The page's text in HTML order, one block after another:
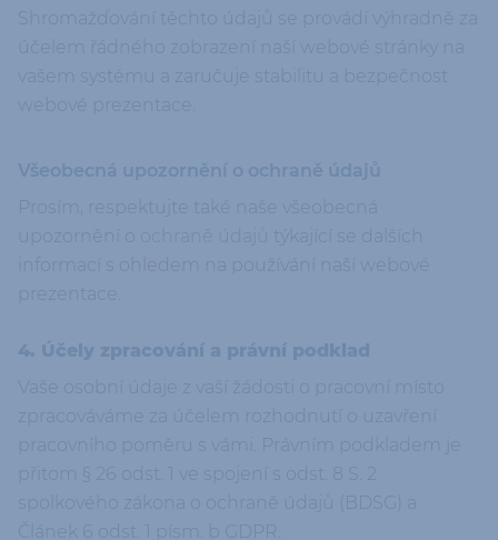
Shromažďování těchto údajů se provádí výhradně za
účelem řádného zobrazení naší webové stránky na
vašem systému a zaručuje stabilitu a bezpečnost
Všeobecná upozornění o ochraně údajů
Prosím, respektujte také naše všeobecná
upozornění o
ochraně údajů
informací s ohledem na používání naší webové
4. Účely zpracování a právní podklad
Vaše osobní údaje z vaší žádosti o pracovní místo
zpracováváme za účelem rozhodnutí o uzavření
pracovního poměru s vámi. Právním podkladem je
přitom § 26 odst. 1 ve spojení s odst. 8 S. 2
spolkového zákona o ochraně údajů (BDSG) a